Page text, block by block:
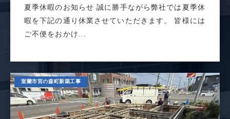
夏季休暇のお知らせ 誠に勝手ながら弊社では夏季休
暇を下記の通り休業させていただきます。 皆様には
ご不便をおかけ...
室蘭市宮の森町新築工事